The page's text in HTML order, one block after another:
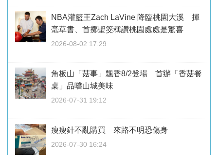
NBA灌籃王Zach LaVine 降臨桃園大溪 揮
毫草書、首擲聖筊稱讚桃園處處是驚喜
2026-08-02 17:29
角板山「菇事」飄香8/2登場 首辦「香菇餐
桌」品嚐山城美味
2026-07-31 19:12
瘦瘦針不亂購買 來路不明恐傷身
2026-07-30 16:24